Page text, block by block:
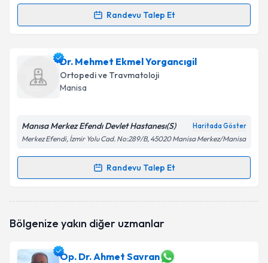
Randevu Talep Et
Randevu Takvimi Talebi
Uzm. Dr. Hasan Hüseyin Ersoyiçin randevu takvimi
talebi oluşturun. Size bu uzmandan randevu almanız
için bir takvim hazırlandığında e-posta ile
E-posta Adresiniz
Kişisel verilerimin işlenmesine ilişkinAydınlatma
kapsamda işlenmesini kabul ediyorum.
Dr. Mehmet Ekmel Yorgancıgil
Ortopedi ve Travmatoloji
Manisa
Manısa Merkez Efendı Devlet Hastanesı(S) Haritada Göster
Merkez Efendi, İzmir Yolu Cad. No:289/B, 45020 Manisa Merkez/Manisa
Randevu Talep Et
Randevu Takvimi Talebi
talebi oluşturun. Size bu uzmandan randevu almanız
bilgilendireceğiz.
Bölgenize yakın diğer uzmanlar
Op. Dr. Ahmet Savran